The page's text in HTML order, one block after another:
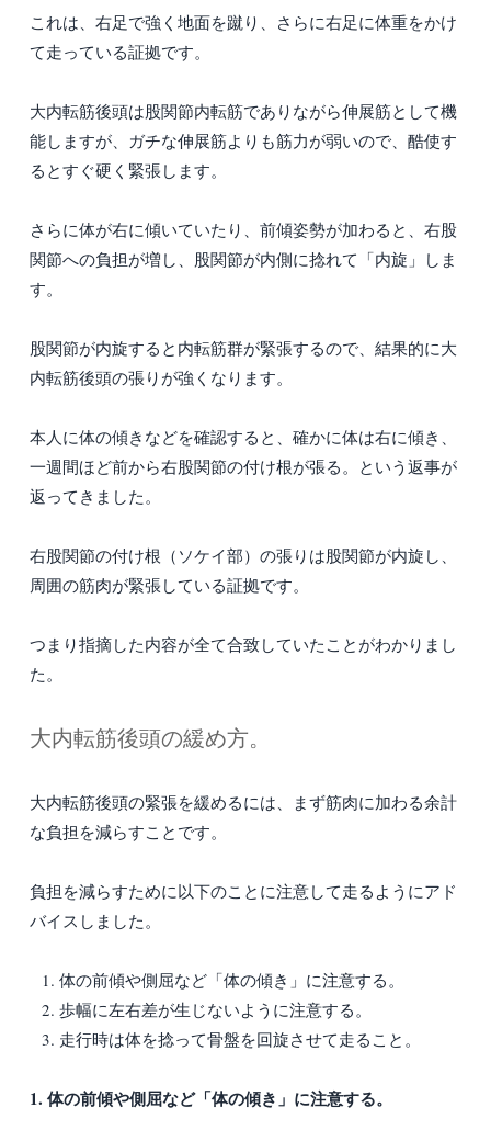
これは、右足で強く地面を蹴り、さらに右足に体重をかけ
て走っている証拠です。
大内転筋後頭は股関節内転筋でありながら伸展筋として機
能しますが、ガチな伸展筋よりも筋力が弱いので、酷使す
るとすぐ硬く緊張します。
さらに体が右に傾いていたり、前傾姿勢が加わると、右股
関節への負担が増し、股関節が内側に捻れて「内旋」しま
す。
股関節が内旋すると内転筋群が緊張するので、結果的に大
内転筋後頭の張りが強くなります。
本人に体の傾きなどを確認すると、確かに体は右に傾き、
一週間ほど前から右股関節の付け根が張る。という返事が
返ってきました。
右股関節の付け根（ソケイ部）の張りは股関節が内旋し、
周囲の筋肉が緊張している証拠です。
つまり指摘した内容が全て合致していたことがわかりまし
た。
大内転筋後頭の緩め方。
大内転筋後頭の緊張を緩めるには、まず筋肉に加わる余計
な負担を減らすことです。
負担を減らすために以下のことに注意して走るようにアド
バイスしました。
体の前傾や側屈など「体の傾き」に注意する。
歩幅に左右差が生じないように注意する。
走行時は体を捻って骨盤を回旋させて走ること。
1. 体の前傾や側屈など「体の傾き」に注意する。